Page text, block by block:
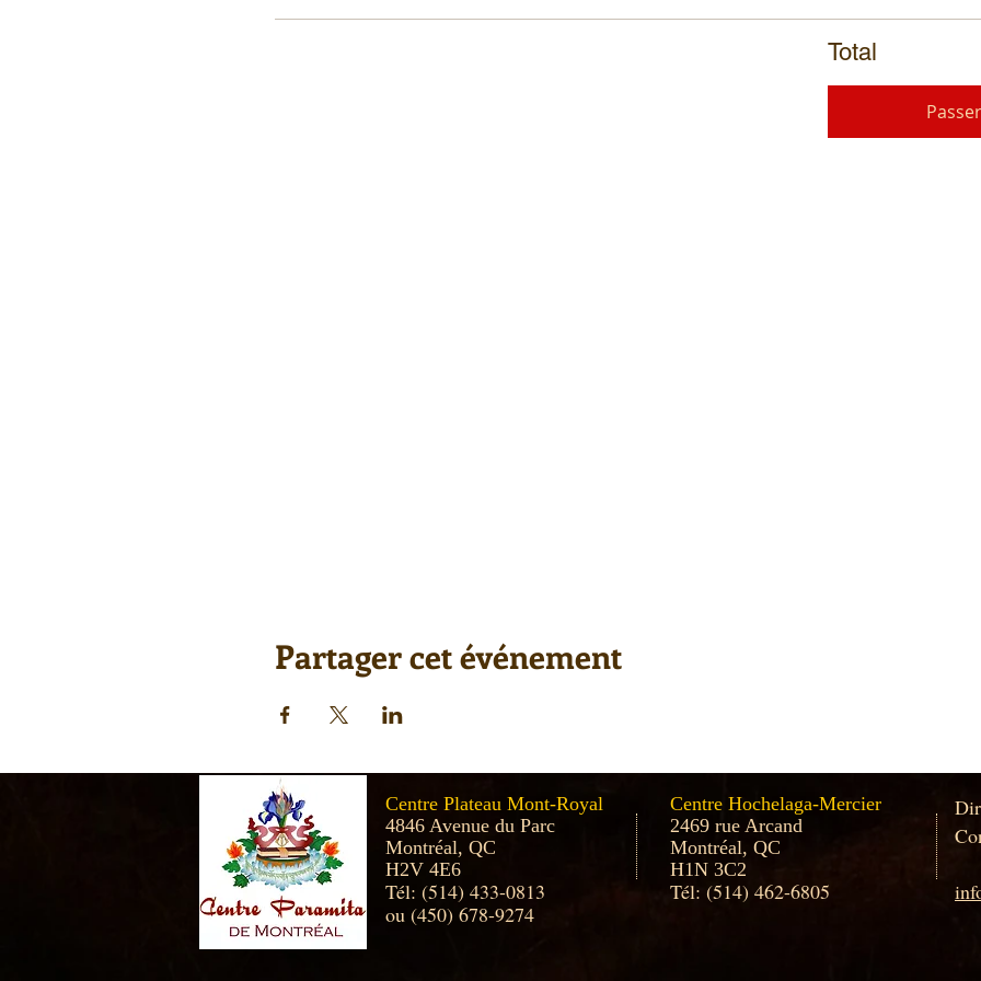
Total
Partager cet événement
Centre Plateau Mont-Royal
4846 Avenue du Parc
Montréal, QC
H2V 4E6
Tél: (514) 433-0813
ou (450) 678-9274
Centre Hochelaga-Mercier
2469 rue Arcand
Montréal, QC
H1N 3C2
Tél: (514) 462-6805